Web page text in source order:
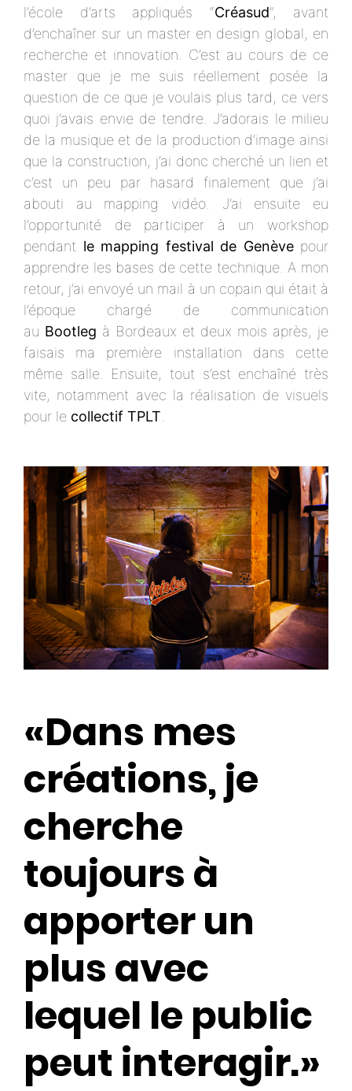
l’école d’arts appliqués “Créasud”, avant
d’enchaîner sur un master en design global, en
recherche et innovation. C’est au cours de ce
master que je me suis réellement posée la
question de ce que je voulais plus tard, ce vers
quoi j’avais envie de tendre. J’adorais le milieu
de la musique et de la production d’image ainsi
que la construction, j’ai donc cherché un lien et
c’est un peu par hasard finalement que j’ai
abouti au mapping vidéo. J’ai ensuite eu
l’opportunité de participer à un workshop
pendant le mapping festival de Genèvepour
apprendre les bases de cette technique. A mon
retour, j’ai envoyé un mail à un copain qui était à
l’époque chargé de communication
au Bootleg à Bordeaux et deux mois après, je
faisais ma première installation dans cette
même salle. Ensuite, tout s’est enchaîné très
vite, notamment avec la réalisation de visuels
pour le collectif TPLT
«Dans mes
créations, je
cherche
toujours à
apporter un
plus avec
lequel le public
peut interagir.»